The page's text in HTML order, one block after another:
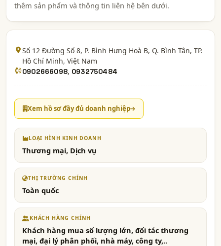
thêm sản phẩm và thông tin liên hệ bên dưới.
Số 12 Đường Số 8, P. Bình Hưng Hoà B, Q. Bình Tân, TP.
Hồ Chí Minh, Việt Nam
0902666098, 0932750484
Xem hồ sơ đầy đủ doanh nghiệp
LOẠI HÌNH KINH DOANH
Thương mại, Dịch vụ
THỊ TRƯỜNG CHÍNH
Toàn quốc
KHÁCH HÀNG CHÍNH
Khách hàng mua số lượng lớn, đối tác thương
mại, đại lý phân phối, nhà máy, công ty,..